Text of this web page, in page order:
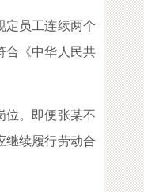
员工连续两个
合《中华人民共
。即便张某不
继续履行劳动合